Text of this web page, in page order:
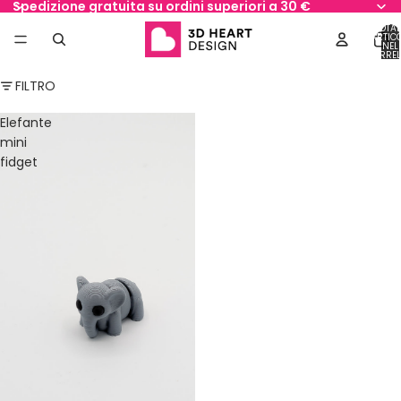
Spedizione gratuita su ordini superiori a 30 €
NEL
0
FILTRO
Elefante
mini
fidget